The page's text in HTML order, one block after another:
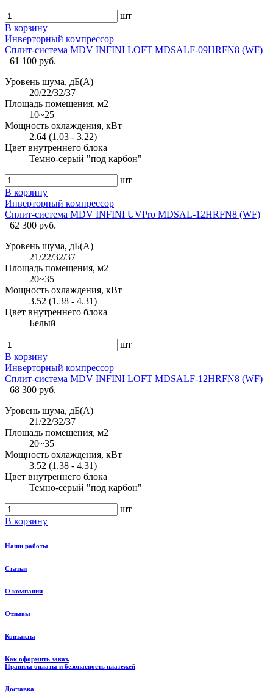
шт
В корзину
Инверторный компрессор
Сплит-система MDV INFINI LOFT MDSALF-09HRFN8 (WF)
61 100 руб.
Уровень шума, дБ(А)
20/22/32/37
Площадь помещения, м2
10~25
Мощность охлаждения, кВт
2.64 (1.03 - 3.22)
Цвет внутреннего блока
Темно-серый "под карбон"
шт
В корзину
Инверторный компрессор
Сплит-система MDV INFINI UVPro MDSAL-12HRFN8 (WF)
62 300 руб.
Уровень шума, дБ(А)
21/22/32/37
Площадь помещения, м2
20~35
Мощность охлаждения, кВт
3.52 (1.38 - 4.31)
Цвет внутреннего блока
Белый
шт
В корзину
Инверторный компрессор
Сплит-система MDV INFINI LOFT MDSALF-12HRFN8 (WF)
68 300 руб.
Уровень шума, дБ(А)
21/22/32/37
Площадь помещения, м2
20~35
Мощность охлаждения, кВт
3.52 (1.38 - 4.31)
Цвет внутреннего блока
Темно-серый "под карбон"
шт
В корзину
Наши работы
Статьи
О компании
Отзывы
Контакты
Как оформить заказ.
Правила оплаты и безопасность платежей
Доставка